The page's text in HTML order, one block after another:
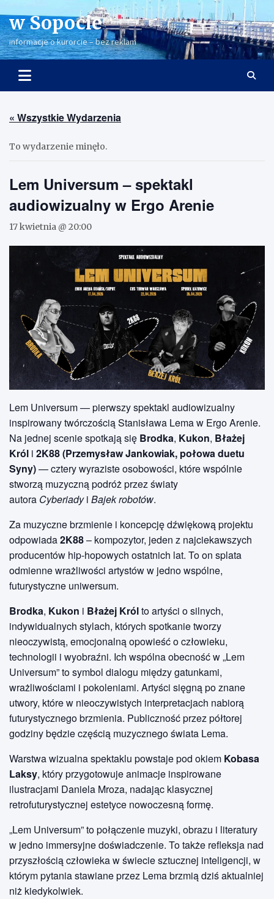
to
content
w Sopocie
informacje o kurorcie – bez reklam
« Wszystkie Wydarzenia
To wydarzenie minęło.
Lem Universum – spektakl
audiowizualny w Ergo Arenie
17 kwietnia @ 20:00
Lem Universum — pierwszy spektakl audiowizualny
inspirowany twórczością Stanisława Lema w Ergo Arenie.
Na jednej scenie spotkają się Brodka, Kukon, Błażej
Król i 2K88 (Przemysław Jankowiak, połowa duetu
Syny)— cztery wyraziste osobowości, które wspólnie
stworzą muzyczną podróż przez światy
autora Cyberiadyi Bajek robotów.
Za muzyczne brzmienie i koncepcję dźwiękową projektu
odpowiada2K88– kompozytor, jeden z najciekawszych
producentów hip-hopowych ostatnich lat. To on splata
odmienne wrażliwości artystów w jedno wspólne,
futurystyczne uniwersum.
Brodka, Kukon i Błażej Królto artyści o silnych,
indywidualnych stylach, których spotkanie tworzy
nieoczywistą, emocjonalną opowieść o człowieku,
technologii i wyobraźni. Ich wspólna obecność w „Lem
Universum” to symbol dialogu między gatunkami,
wrażliwościami i pokoleniami. Artyści sięgną po znane
utwory, które w nieoczywistych interpretacjach nabiorą
futurystycznego brzmienia. Publiczność przez półtorej
godziny będzie częścią muzycznego świata Lema.
Warstwa wizualna spektaklu powstaje pod okiem Kobasa
Laksy, który przygotowuje animacje inspirowane
ilustracjami Daniela Mroza, nadając klasycznej
retrofuturystycznej estetyce nowoczesną formę.
„Lem Universum” to połączenie muzyki, obrazu i literatury
w jedno immersyjne doświadczenie. To także refleksja nad
przyszłością człowieka w świecie sztucznej inteligencji, w
którym pytania stawiane przez Lema brzmią dziś aktualniej
niż kiedykolwiek.